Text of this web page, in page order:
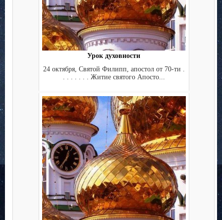
Урок духовности
24 октября, Святой Филипп, апостол от 70-ти .
. . . . . . . Житие святого Апосто...